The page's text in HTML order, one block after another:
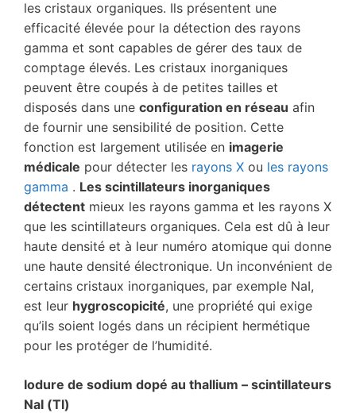
les cristaux organiques. Ils présentent une
efficacité élevée pour la détection des rayons
gamma et sont capables de gérer des taux de
comptage élevés. Les cristaux inorganiques
peuvent être coupés à de petites tailles et
disposés dans une configuration en réseau afin
de fournir une sensibilité de position. Cette
fonction est largement utilisée en imagerie
médicale pour détecter les rayons X ou les rayons
gamma . Les scintillateurs inorganiques
détectent mieux les rayons gamma et les rayons X
que les scintillateurs organiques. Cela est dû à leur
haute densité et à leur numéro atomique qui donne
une haute densité électronique. Un inconvénient de
certains cristaux inorganiques, par exemple NaI,
est leur hygroscopicité, une propriété qui exige
qu’ils soient logés dans un récipient hermétique
pour les protéger de l’humidité.
Iodure de sodium dopé au thallium – scintillateurs
NaI (Tl)